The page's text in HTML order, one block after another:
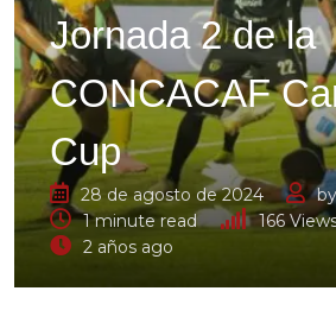
Jornada 2 de la
CONCACAF
Cup
28 de agosto de 2024
1 minute read
166
2 años ago